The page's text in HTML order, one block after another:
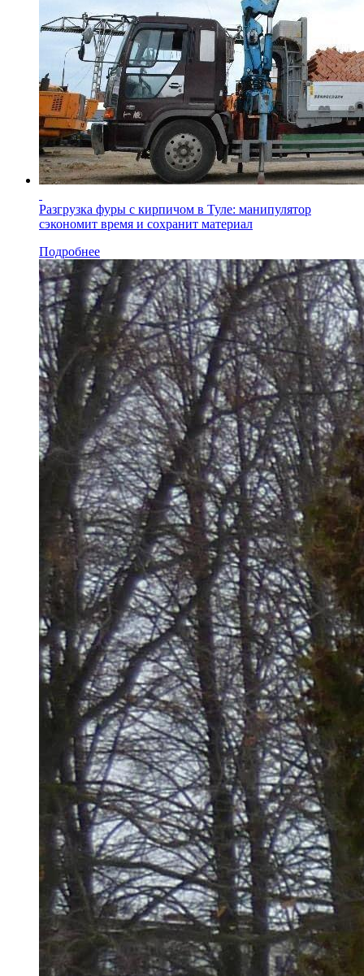
Разгрузка фуры с кирпичом в Туле: манипулятор
сэкономит время и сохранит материал
Подробнее